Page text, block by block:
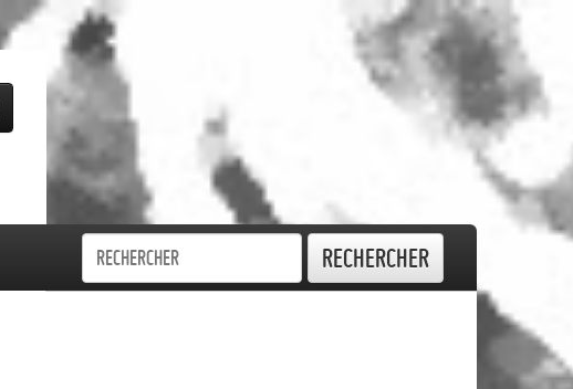
Rechercher